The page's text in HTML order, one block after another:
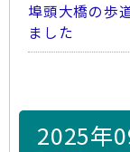
埠頭大橋の歩
ました
2025年